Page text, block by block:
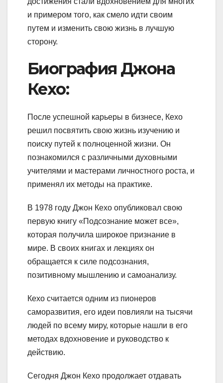
и примером того, как смело идти своим
путем и изменить свою жизнь в лучшую
сторону.
Биография Джона
Кехо:
После успешной карьеры в бизнесе, Кехо
решил посвятить свою жизнь изучению и
поиску путей к полноценной жизни. Он
познакомился с различными духовными
учителями и мастерами личностного роста, и
применял их методы на практике.
В 1978 году Джон Кехо опубликовал свою
первую книгу «Подсознание может все»,
которая получила широкое признание в
мире. В своих книгах и лекциях он
обращается к силе подсознания,
позитивному мышлению и самоанализу.
Кехо считается одним из пионеров
саморазвития, его идеи повлияли на тысячи
людей по всему миру, которые нашли в его
методах вдохновение и руководство к
действию.
Сегодня Джон Кехо продолжает отдавать